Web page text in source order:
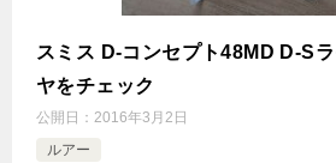
スミス D-コンセプト48MD D-S
ヤをチェック
公開日： 2016年3月2日
ルアー